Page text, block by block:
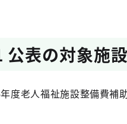
公表の対象施設
度老人福祉施設整備費補